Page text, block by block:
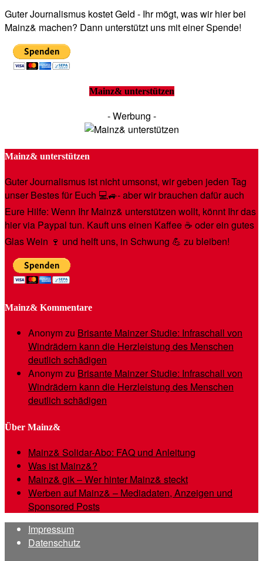
Guter Journalismus kostet Geld - Ihr mögt, was wir hier bei
Mainz& machen? Dann unterstützt uns mit einer Spende!
Mainz& unterstützen
- Werbung -
Mainz& unterstützen
Guter Journalismus ist nicht umsonst, wir geben jeden Tag
unser Bestes für Euch 💻🚙- aber wir brauchen dafür auch
Eure Hilfe: Wenn Ihr Mainz& unterstützen wollt, könnt Ihr das
hier via Paypal tun. Kauft uns einen Kaffee ☕️ oder ein gutes
Glas Wein 🍷 und helft uns, in Schwung 💪 zu bleiben!
Mainz& Kommentare
Anonymzu Brisante Mainzer Studie: Infraschall von
Windrädern kann die Herzleistung des Menschen
deutlich schädigen
Anonymzu Brisante Mainzer Studie: Infraschall von
Windrädern kann die Herzleistung des Menschen
deutlich schädigen
Über Mainz&
Mainz& Solidar-Abo: FAQ und Anleitung
Was ist Mainz&?
Mainz& gik – Wer hinter Mainz& steckt
Werben auf Mainz& – Mediadaten, Anzeigen und
Sponsored Posts
Impressum
Datenschutz